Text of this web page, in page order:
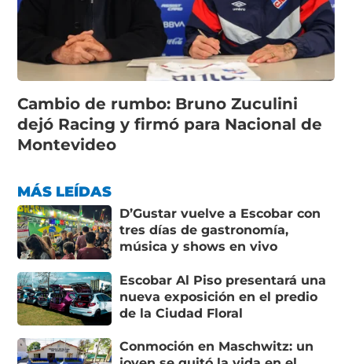
Cambio de rumbo: Bruno Zuculini
dejó Racing y firmó para Nacional de
Montevideo
MÁS LEÍDAS
D’Gustar vuelve a Escobar con
tres días de gastronomía,
música y shows en vivo
Escobar Al Piso presentará una
nueva exposición en el predio
de la Ciudad Floral
Conmoción en Maschwitz: un